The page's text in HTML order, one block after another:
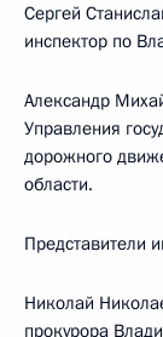
Сергей
инспектор по
Александр
Управления
дорожного
области.
Представители
Николай
прокурора